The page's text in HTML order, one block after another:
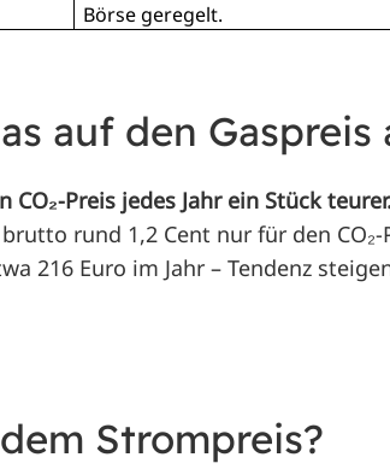
Börse geregelt.
auf den Gaspreis
Preis jedes Jahr ein Stück
rund 1,2 Cent nur für den
216 Euro im Jahr – Tendenz
Strompreis?